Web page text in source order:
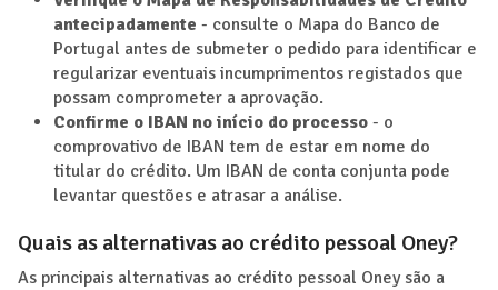
antecipadamente - consulte o Mapa do Banco de
Portugal antes de submeter o pedido para identificar e
regularizar eventuais incumprimentos registados que
possam comprometer a aprovação.
Confirme o IBAN no início do processo - o
comprovativo de IBAN tem de estar em nome do
titular do crédito. Um IBAN de conta conjunta pode
levantar questões e atrasar a análise.
Quais as alternativas ao crédito pessoal Oney?
As principais alternativas ao crédito pessoal Oney são a